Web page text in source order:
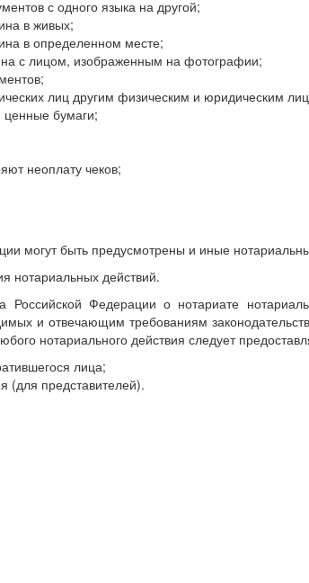
с одного языка на другой;
в живых;
в определенном месте;
с лицом, изображенным на фотографии;
лиц другим физическим и юридическим
бумаги;
неоплату чеков;
могут быть предусмотрены и иные
нотариальных действий.
Российской Федерации о нотариате
и отвечающим требованиям
нотариального действия следует
лица;
(для представителей).